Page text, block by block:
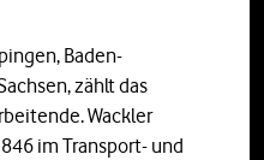
Baden-
zählt das
Wackler
im Transport- und